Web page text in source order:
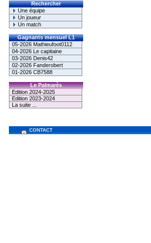
Rechercher
Une équipe
Un joueur
Un match
Gagnants mensuel L1
05-2026 Mathieufoot0112
04-2026 Le capitaine
03-2026 Denis42
02-2026 Fanderobert
01-2026 CB7588
Le Palmarès
Edition 2024-2025
Edition 2023-2024
La suite ...
CONTACT